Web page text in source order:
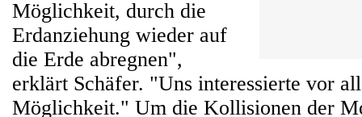
Möglichkeit, durch die
Erdanziehung wieder auf
die Erde abregnen",
erklärt Schäfer. "Uns interessierte vor
Möglichkeit." Um die Kollisionen der